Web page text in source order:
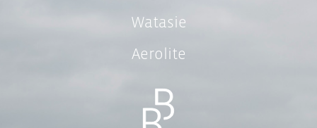
Watasie
Aerolite